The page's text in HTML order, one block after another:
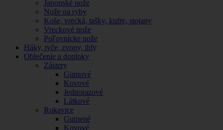
Japonské nože
Nože na ryby
Koše, vrecká, tašky, kufre, stojany
Vreckové nože
Poľovnícke nože
Háky, tyče, zvony, ihly
Oblečenie a doplnky
Zástery
Gumové
Kovové
Jednorazové
Látkové
Rukavice
Gumené
Kovové